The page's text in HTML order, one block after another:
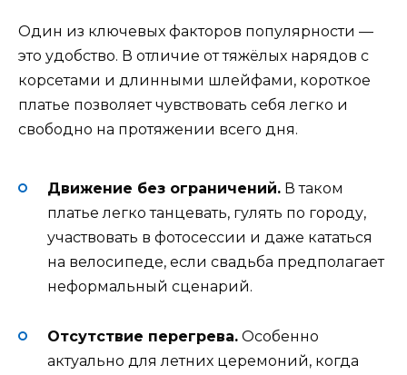
Один из ключевых факторов популярности —
это удобство. В отличие от тяжёлых нарядов с
корсетами и длинными шлейфами, короткое
платье позволяет чувствовать себя легко и
свободно на протяжении всего дня.
Движение без ограничений. В таком
платье легко танцевать, гулять по городу,
участвовать в фотосессии и даже кататься
на велосипеде, если свадьба предполагает
неформальный сценарий.
Отсутствие перегрева. Особенно
актуально для летних церемоний, когда